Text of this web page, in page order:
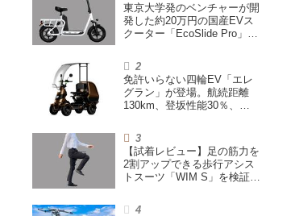
東京大学発のベンチャーが開
発した約20万円の国産EVス
クーター「EcoSlide Pro」が
免許いらない四輪EV「エレ
グラン」が登場。航続距離
130km、登坂性能30％、
備えた特定小型原付
【試着レビュー】足の筋力を
2割アップできる歩行アシス
トスーツ「WIM S」を検証。
も言われる理由を探る